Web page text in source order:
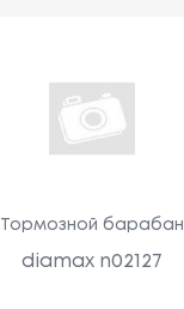
Тормозной барабан
diamax n02127